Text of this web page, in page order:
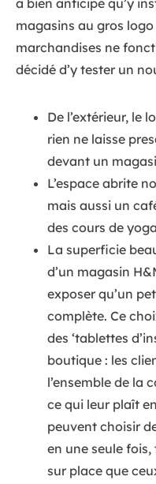
a bien anticipé qu’y
magasins au gros
marchandises ne
décidé d’y tester un
De l’extérieur, le
rien ne laisse
devant un
L’espace abrite
mais aussi un
des cours de
La superficie
d’un magasin
exposer qu’un
complète. Ce
des ‘tablettes
boutique : les
l’ensemble de la
ce qui leur plaît
peuvent choisir
en une seule
sur place que